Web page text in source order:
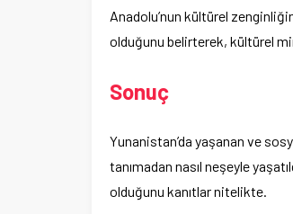
Anadolu’nun kültürel
olduğunu belirterek, kültürel
Sonuç
Yunanistan’da yaşanan ve
tanımadan nasıl neşeyle
olduğunu kanıtlar nitelikte.